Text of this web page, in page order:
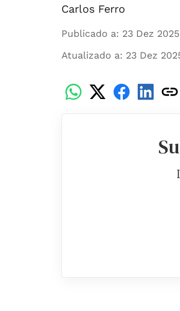
Carlos Ferro
Publicado a: 23 Dez
Atualizado a: 23 Dez